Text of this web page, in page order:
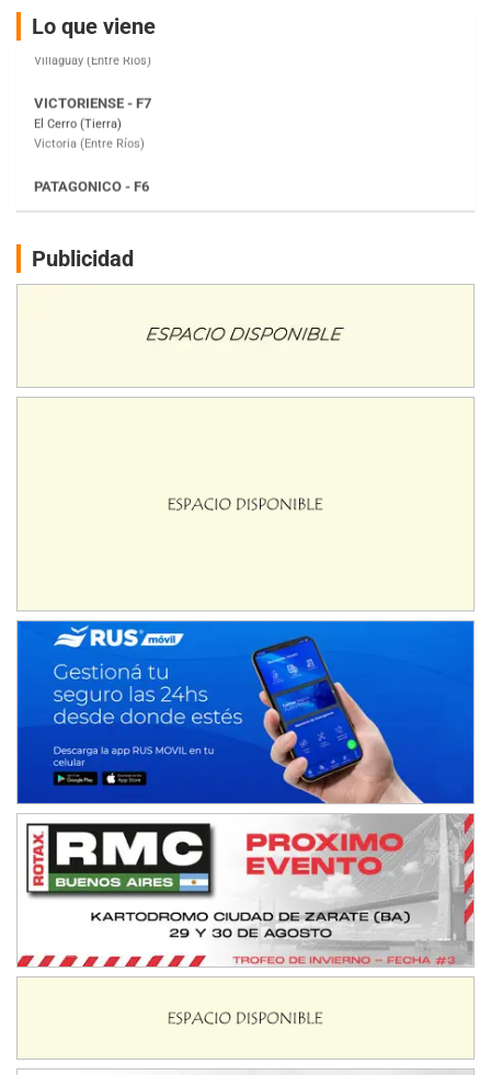
entradas
Lo que viene
El Cerro (Tierra)
Moto Club Reginense (Tierra)
Gral. E. Godoy (Río Negro)
Juventud Unida (Tierra)
Humboldt (Santa Fe)
NORESTE SANTAFESINO - F6
SUR SANTAFESINO - F4
COBERTURA ESPECIAL DE E-KART.COM.AR
KDO - F6
Ciudad de Trenque Lauquen (Asfalto)
Trenque Lauquen (Buenos Aires)
ENTRERRIANO - F6 (POSTERGADA)
Parque de la Velocidad (Asfalto)
Villaguay (Entre Ríos)
VICTORIENSE - F7
El Cerro (Tierra)
Victoria (Entre Ríos)
PATAGONICO - F6
Moto Club Reginense (Tierra)
Gral. E. Godoy (Río Negro)
CSK - F7
NORESTE SANTAFESINO - F6
Publicidad